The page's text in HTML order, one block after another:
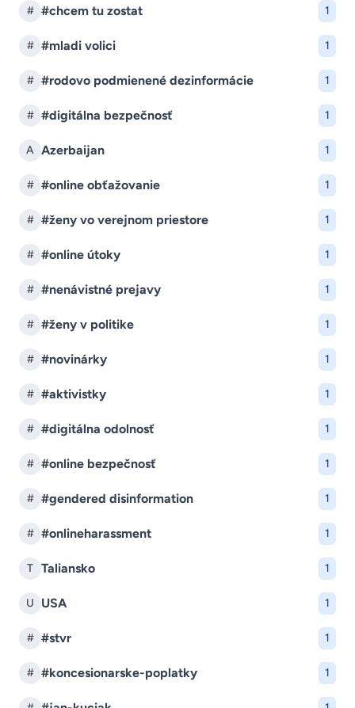
# #chcem tu zostat 1
# #mladi volici 1
# #rodovo podmienené dezinformácie 1
# #digitálna bezpečnosť 1
A Azerbaijan 1
# #online obťažovanie 1
# #ženy vo verejnom priestore 1
# #online útoky 1
# #nenávistné prejavy 1
# #ženy v politike 1
# #novinárky 1
# #aktivistky 1
# #digitálna odolnosť 1
# #online bezpečnosť 1
# #gendered disinformation 1
# #onlineharassment 1
T Taliansko 1
U USA 1
# #stvr 1
# #koncesionarske-poplatky 1